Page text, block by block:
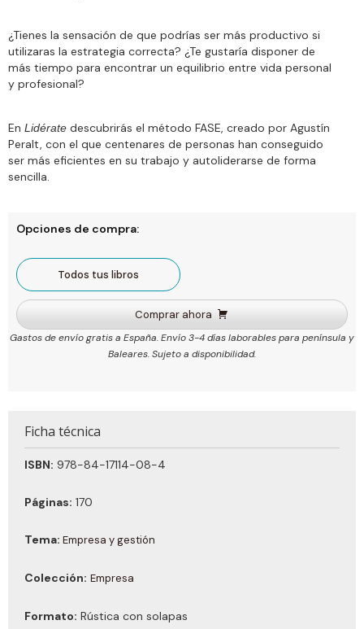
¿Tienes la sensación de que podrías ser más productivo si
utilizaras la estrategia correcta? ¿Te gustaría disponer de
más tiempo para encontrar un equilibrio entre vida personal
y profesional?
En Lidérate descubrirás el método FASE, creado por Agustín
Peralt, con el que centenares de personas han conseguido
ser más eficientes en su trabajo y autoliderarse de forma
sencilla.
Opciones de compra:
Todos tus libros
Comprar ahora
Gastos de envío gratis a España. Envío 3-4 días laborables para península y
Baleares. Sujeto a disponibilidad.
Ficha técnica
ISBN: 978-84-17114-08-4
Páginas: 170
Tema: Empresa y gestión
Colección: Empresa
Formato: Rústica con solapas